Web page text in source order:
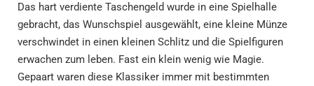
Das hart verdiente Taschengeld wurde in eine Spielhalle
gebracht, das Wunschspiel ausgewählt, eine kleine Münze
verschwindet in einen kleinen Schlitz und die Spielfiguren
erwachen zum leben. Fast ein klein wenig wie Magie.
Gepaart waren diese Klassiker immer mit bestimmten